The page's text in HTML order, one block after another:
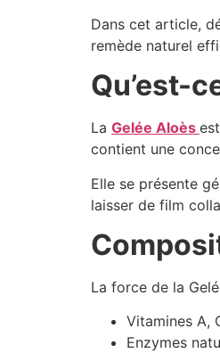
Dans cet article,
remède naturel
Qu’est-
La Gelée Aloès
contient une
Elle se présente
laisser de film
La force de la
Vitamines A,
Enzymes